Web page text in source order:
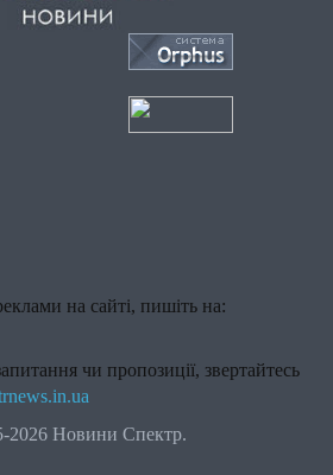
на сайті, пишіть на:
чи пропозиції, звертайтесь
2026 Новини Спектр.